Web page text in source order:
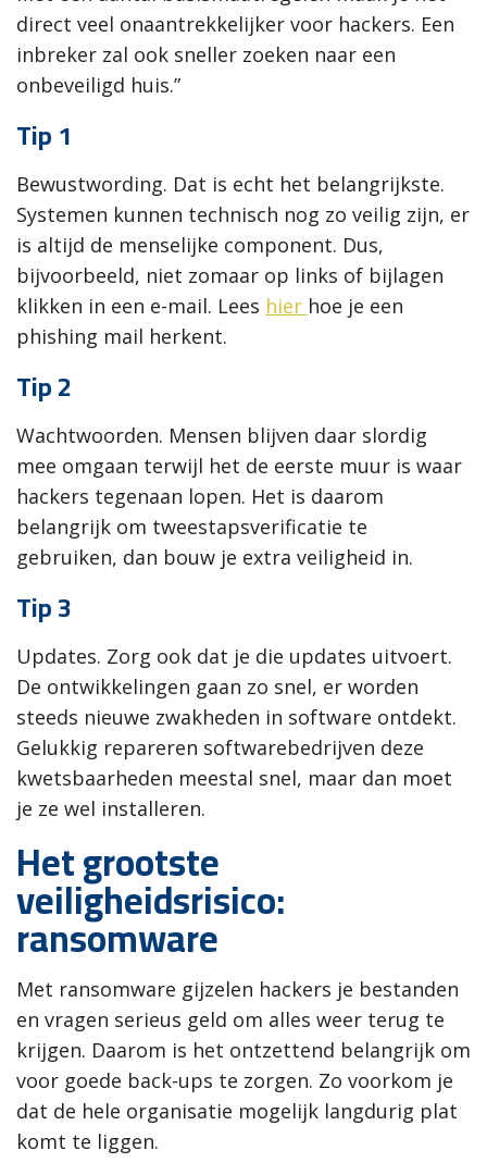
direct veel onaantrekkelijker voor hackers. Een
inbreker zal ook sneller zoeken naar een
onbeveiligd huis.”
Tip 1
Bewustwording. Dat is echt het belangrijkste.
Systemen kunnen technisch nog zo veilig zijn, er
is altijd de menselijke component. Dus,
bijvoorbeeld, niet zomaar op links of bijlagen
klikken in een e-mail. Lees hier hoe je een
phishing mail herkent.
Tip 2
Wachtwoorden. Mensen blijven daar slordig
mee omgaan terwijl het de eerste muur is waar
hackers tegenaan lopen. Het is daarom
belangrijk om tweestapsverificatie te
gebruiken, dan bouw je extra veiligheid in.
Tip 3
Updates. Zorg ook dat je die updates uitvoert.
De ontwikkelingen gaan zo snel, er worden
steeds nieuwe zwakheden in software ontdekt.
Gelukkig repareren softwarebedrijven deze
kwetsbaarheden meestal snel, maar dan moet
je ze wel installeren.
Het grootste
veiligheidsrisico:
ransomware
Met ransomware gijzelen hackers je bestanden
en vragen serieus geld om alles weer terug te
krijgen. Daarom is het ontzettend belangrijk om
voor goede back-ups te zorgen. Zo voorkom je
dat de hele organisatie mogelijk langdurig plat
komt te liggen.